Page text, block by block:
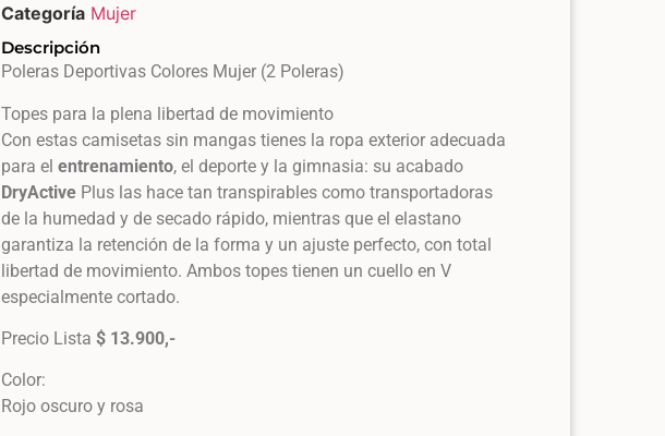
Categoría Mujer
Descripción
Poleras Deportivas Colores Mujer (2 Poleras)
Topes para la plena libertad de movimiento
Con estas camisetas sin mangas tienes la ropa exterior adecuada
para elentrenamiento, el deporte y la gimnasia: su acabado
DryActive Plus las hace tan transpirables como transportadoras
de la humedad y de secado rápido, mientras que el elastano
garantiza la retención de la forma y un ajuste perfecto, con total
libertad de movimiento. Ambos topes tienen un cuello en V
especialmente cortado.
Precio Lista$ 13.900,-
Color:
Rojo oscuro y rosa